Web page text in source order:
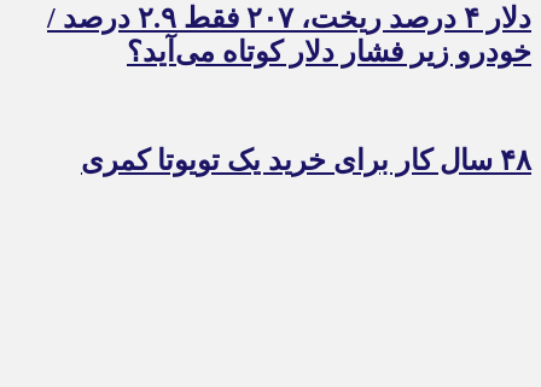
دلار ۴ درصد ریخت، ۲۰۷ فقط ۲.۹ درصد /
خودرو زیر فشار دلار کوتاه می‌آید؟
۴۸ سال کار برای خرید یک تویوتا کمری